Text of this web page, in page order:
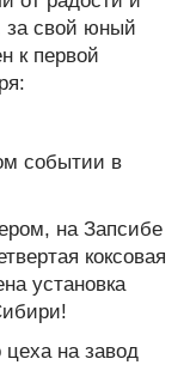
за свой юный
к первой
событии в
на Запсибе
коксовая
установка
цеха на завод